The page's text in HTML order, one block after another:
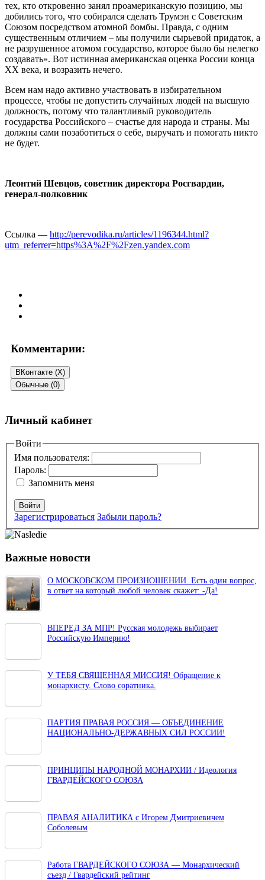
тех, кто откровенно занял проамериканскую позицию, мы
добились того, что собирался сделать Трумэн с Советским
Союзом посредством атомной бомбы. Правда, с одним
существенным отличием – мы получили сырьевой придаток, а
не разрушенное атомом государство, которое было бы нелегко
создавать». Вот истинная американская оценка России конца
ХХ века, и возразить нечего.
Всем нам надо активно участвовать в избирательном
процессе, чтобы не допустить случайных людей на высшую
должность, потому что талантливый руководитель
государства Российского – счастье для народа и страны. Мы
должны сами позаботиться о себе, выручать и помогать никто
не будет.
Леонтий Шевцов, советник директора Росгвардии,
генерал-полковник
Ссылка — http://perevodika.ru/articles/1196344.html?
utm_referrer=https%3A%2F%2Fzen.yandex.com
Комментарии:
ВКонтакте (X)
Обычные (0)
Добавить комментарий
Ваш адрес email не будет опубликован. Обязательные поля
помечены*
Комментарий*
Email*
Сайт
Сохранить моё имя, email и адрес сайта в этом браузере для
Личный кабинет
Войти
Имя пользователя:
Пароль:
Запомнить меня
Войти
Зарегистрироваться Забыли пароль?
Важные новости
О МОСКОВСКОМ ПРОИЗНОШЕНИИ. Есть один вопрос,
в ответ на который любой человек скажет: -Да!
ВПЕРЕД ЗА МПР! Русская молодежь выбирает
Российскую Империю!
У ТЕБЯ СВЯЩЕННАЯ МИССИЯ! Обращение к
монархисту. Слово соратника.
ПАРТИЯ ПРАВАЯ РОССИЯ — ОБЪЕДИНЕНИЕ
НАЦИОНАЛЬНО-ДЕРЖАВНЫХ СИЛ РОССИИ!
ПРИНЦИПЫ НАРОДНОЙ МОНАРХИИ / Идеология
ГВАРДЕЙСКОГО СОЮЗА
ПРАВАЯ АНАЛИТИКА с Игорем Дмитриевичем
Соболевым
Работа ГВАРДЕЙСКОГО СОЮЗА — Монархический
съезд / Гвардейский рейтинг